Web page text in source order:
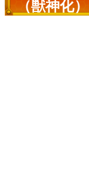
（獣神化）